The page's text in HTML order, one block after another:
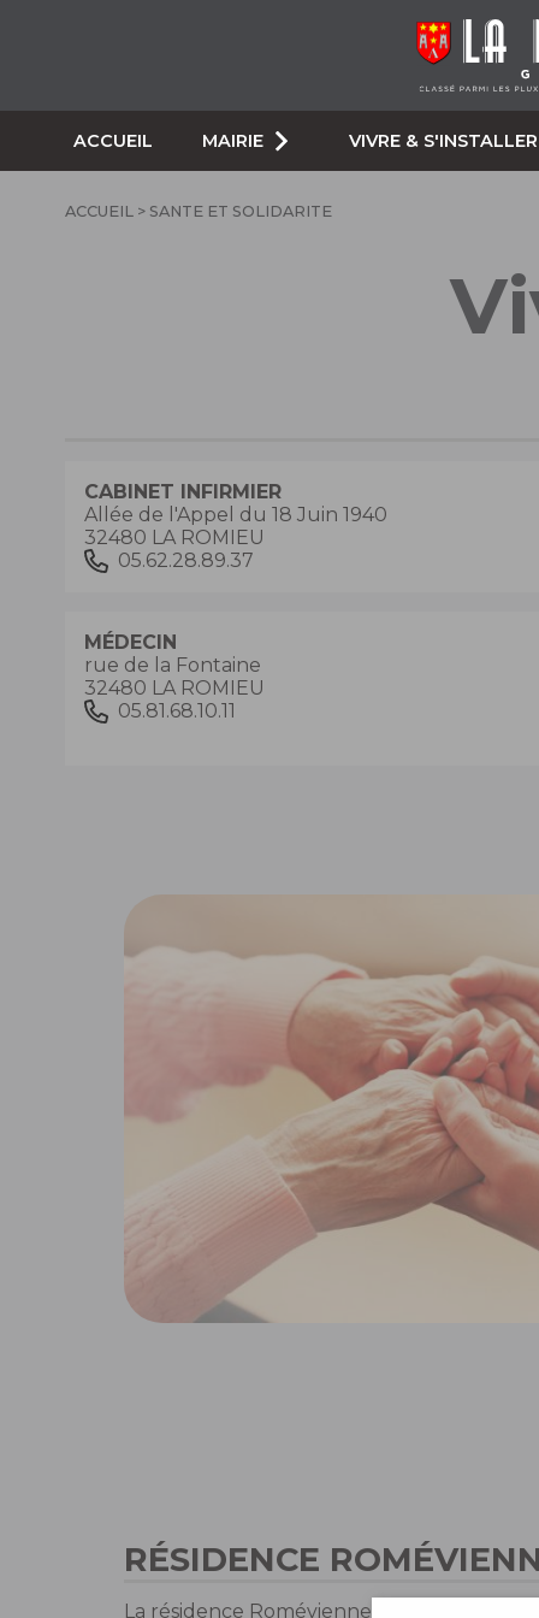
ACCUEIL MAIRIE VIVRE & S'INSTALLER
ACCUEIL > SANTE ET SOLIDARITE
CABINET INFIRMIER
Allée de l'Appel du 18 Juin 1940
32480 LA ROMIEU
05.62.28.89.37
MÉDECIN
rue de la Fontaine
32480 LA ROMIEU
05.81.68.10.11
RÉSIDENCE
La résidence Romévienne Saint Jacques